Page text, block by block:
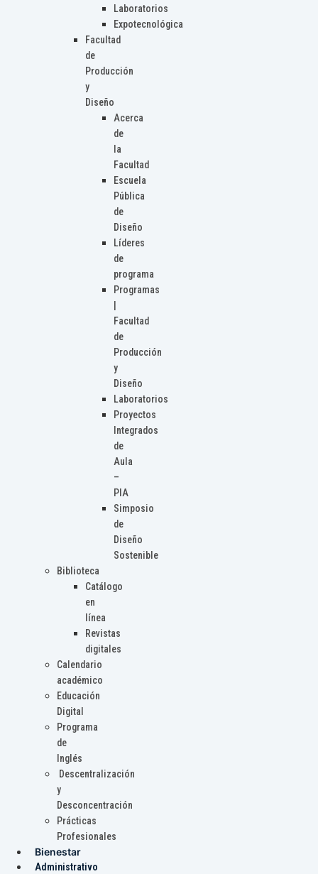
Laboratorios
Expotecnológica
Facultad
de
Producción
y
Diseño
Acerca
de
la
Facultad
Escuela
Pública
de
Diseño
Líderes
de
programa
Programas
Facultad
de
Producción
y
Diseño
Laboratorios
Proyectos
Integrados
de
Aula
–
PIA
Simposio
de
Diseño
Sostenible
Biblioteca
Catálogo
en
línea
Revistas
digitales
Calendario
académico
Educación
Digital
Programa
de
Inglés
Descentralización
y
Desconcentración
Prácticas
Profesionales
Bienestar
Administrativo